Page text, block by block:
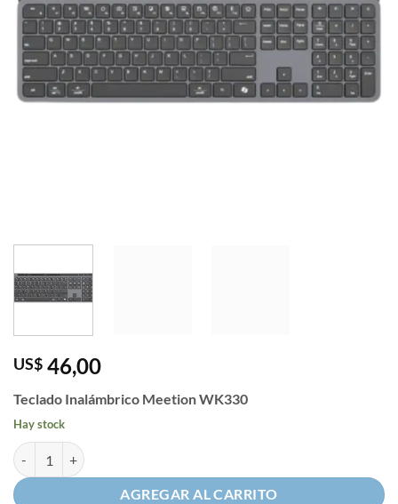
US$ 46,00
Teclado Inalámbrico Meetion WK330
Hay stock
Teclado Inalámbrico Meetion WK330 2.4GHz + BT cantidad
AGREGAR AL CARRITO